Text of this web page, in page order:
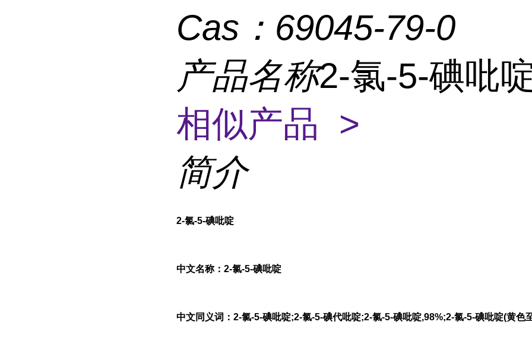
Cas： 69045-79-0
产品名称2-氯-5-碘吡
相似产品 >
简介
2-氯-5-碘吡啶
中文名称：2-氯-5-碘吡啶
中文同义词：2-氯-5-碘吡啶;2-氯-5-碘代吡啶;2-氯-5-碘吡啶,98%;2-氯-5-碘吡啶(黄色